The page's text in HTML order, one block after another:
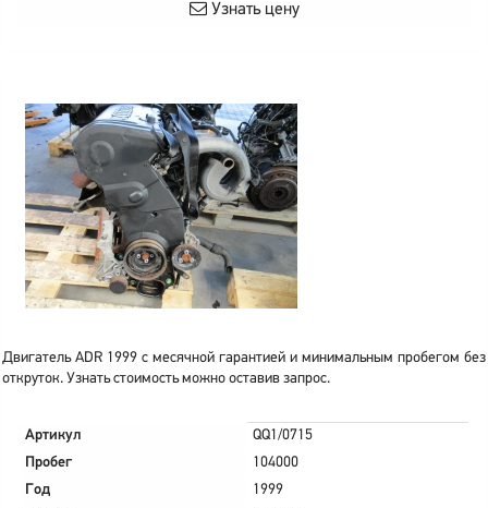
Узнать цену
Двигатель ADR 1999 с месячной гарантией и минимальным пробегом без
откруток. Узнать стоимость можно оставив запрос.
Артикул
QQ1/0715
Пробег
104000
Год
1999